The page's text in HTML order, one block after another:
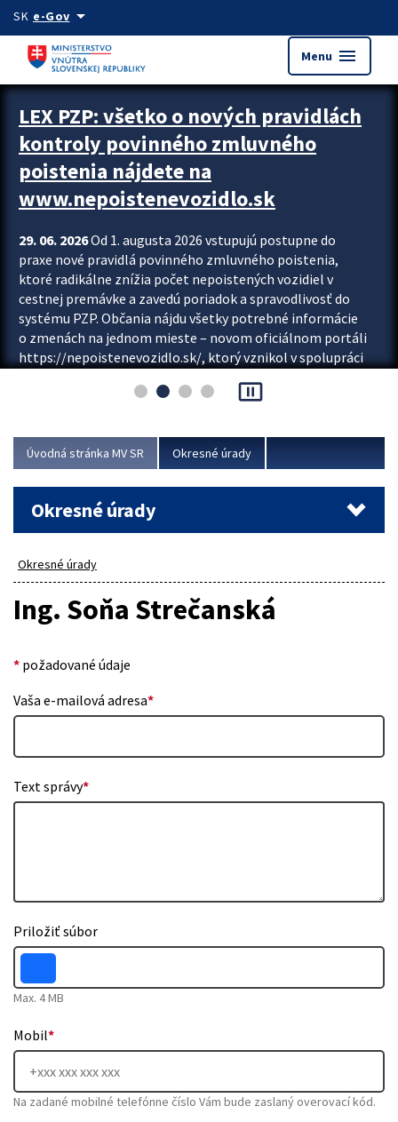
Preskocit na hlavný obsah
SK e-Govarrow_drop_down
Menu menu
Zastavit automatický posun upútavok
LEX PZP: všetko o nových pravidlách
kontroly povinného zmluvného
poistenia nájdete na
www.nepoistenevozidlo.sk
29. 06. 2026Od 1. augusta 2026 vstupujú postupne do
praxe nové pravidlá povinného zmluvného poistenia,
ktoré radikálne znížia počet nepoistených vozidiel v
cestnej premávke a zavedú poriadok a spravodlivosť do
systému PZP. Občania nájdu všetky potrebné informácie
o zmenách na jednom mieste – novom oficiálnom portáli
https://nepoistenevozidlo.sk/, ktorý vznikol v spolupráci
asociácie poisťovní (SLASPO) a Ministerstva vnútra SR.
Viac
pause_presentation
Úvodná stránka MV SR Okresné úrady
Okresné úrady
Okresné úrady
Ing. Soňa Strečanská
* požadované údaje
Vaša e-mailová adresa*
Text správy*
Priložiť súbor
Max. 4 MB
Mobil*
Na zadané mobilné telefónne číslo Vám bude zaslaný overovací kód.